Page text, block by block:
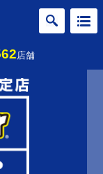
店舗